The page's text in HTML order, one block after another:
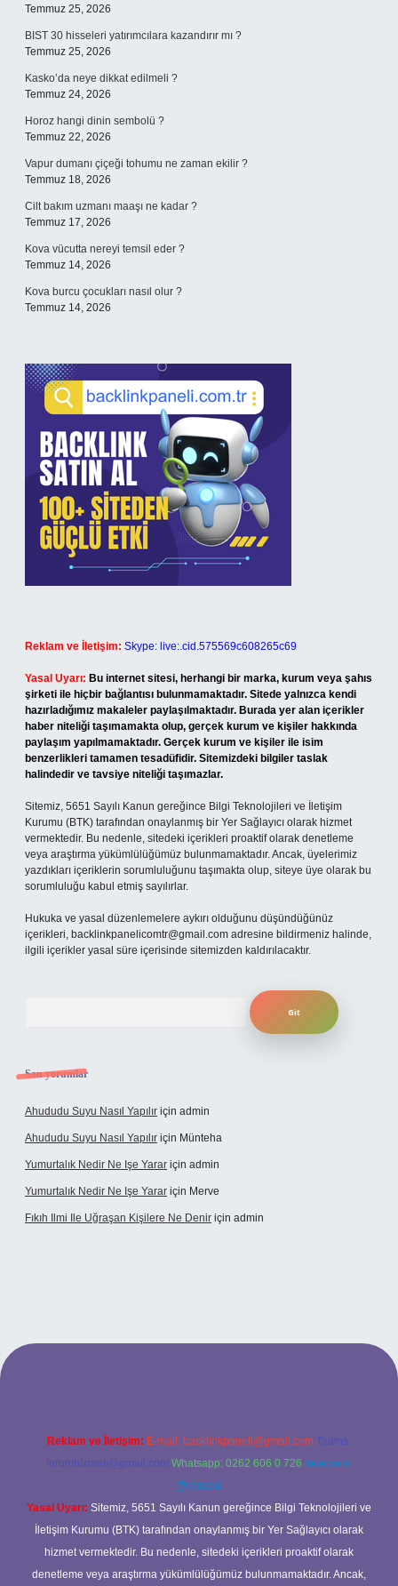
Temmuz 25, 2026
BIST 30 hisseleri yatırımcılara kazandırır mı ?
Temmuz 25, 2026
Kasko’da neye dikkat edilmeli ?
Temmuz 24, 2026
Horoz hangi dinin sembolü ?
Temmuz 22, 2026
Vapur dumanı çiçeği tohumu ne zaman ekilir ?
Temmuz 18, 2026
Cilt bakım uzmanı maaşı ne kadar ?
Temmuz 17, 2026
Kova vücutta nereyi temsil eder ?
Temmuz 14, 2026
Kova burcu çocukları nasıl olur ?
Temmuz 14, 2026
Reklam ve İletişim: Skype: live:.cid.575569c608265c69
Yasal Uyarı: Bu internet sitesi, herhangi bir marka, kurum veya şahıs
şirketi ile hiçbir bağlantısı bulunmamaktadır. Sitede yalnızca kendi
hazırladığımız makaleler paylaşılmaktadır. Burada yer alan içerikler
haber niteliği taşımamakta olup, gerçek kurum ve kişiler hakkında
paylaşım yapılmamaktadır. Gerçek kurum ve kişiler ile isim
benzerlikleri tamamen tesadüfidir. Sitemizdeki bilgiler taslak
halindedir ve tavsiye niteliği taşımazlar.
Sitemiz, 5651 Sayılı Kanun gereğince Bilgi Teknolojileri ve İletişim
Kurumu (BTK) tarafından onaylanmış bir Yer Sağlayıcı olarak hizmet
vermektedir. Bu nedenle, sitedeki içerikleri proaktif olarak denetleme
veya araştırma yükümlülüğümüz bulunmamaktadır. Ancak, üyelerimiz
yazdıkları içeriklerin sorumluluğunu taşımakta olup, siteye üye olarak bu
sorumluluğu kabul etmiş sayılırlar.
Hukuka ve yasal düzenlemelere aykırı olduğunu düşündüğünüz
içerikleri, backlinkpanelicomtr@gmail.com adresine bildirmeniz halinde,
ilgili içerikler yasal süre içerisinde sitemizden kaldırılacaktır.
Son yorumlar
Ahududu Suyu Nasıl Yapılır için admin
Ahududu Suyu Nasıl Yapılır için Münteha
Yumurtalık Nedir Ne Işe Yarar için admin
Yumurtalık Nedir Ne Işe Yarar için Merve
Fıkıh Ilmi Ile Uğraşan Kişilere Ne Denir için admin
güncel giriş
Reklam ve İletişim: E-mail: backlinkpaneli@gmail.com Teams:
forumhizmeti@gmail.com Whatsapp: 0262 606 0 726 Telegram:
@karabul
Yasal Uyarı: Sitemiz, 5651 Sayılı Kanun gereğince Bilgi Teknolojileri ve
İletişim Kurumu (BTK) tarafından onaylanmış bir Yer Sağlayıcı olarak
hizmet vermektedir. Bu nedenle, sitedeki içerikleri proaktif olarak
denetleme veya araştırma yükümlülüğümüz bulunmamaktadır. Ancak,